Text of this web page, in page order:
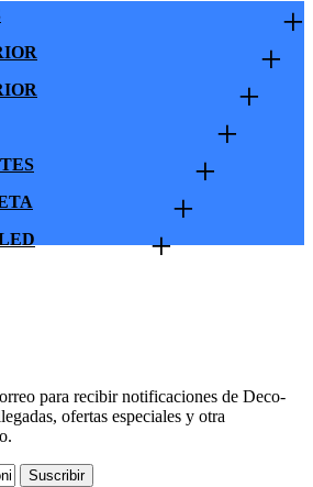
+
+
+
+
+
+
+
para recibir notificaciones de Deco-
ofertas especiales y otra
Suscribir